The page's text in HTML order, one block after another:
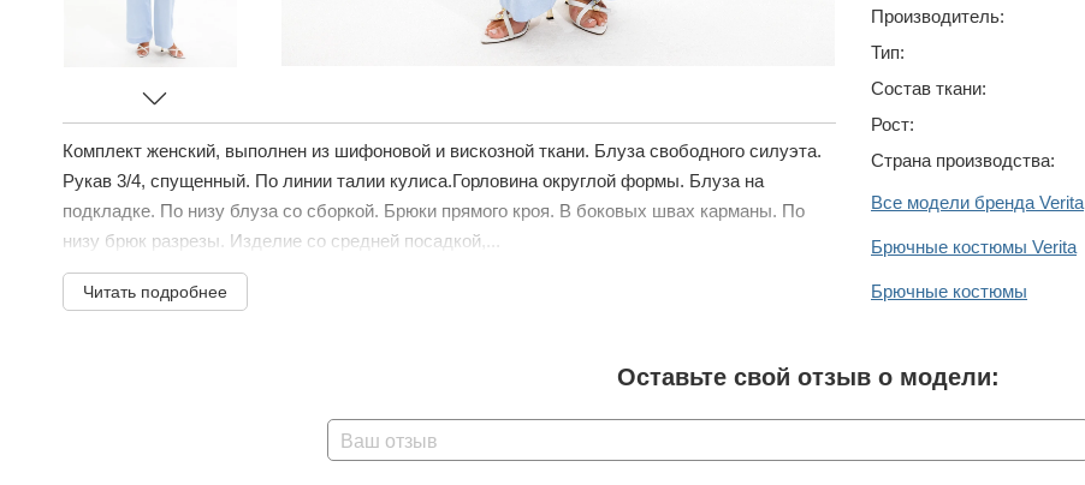
Комплект женский, выполнен из шифоновой и вискозной ткани. Блуза свободного силуэта.
Рукав 3/4, спущенный. По линии талии кулиса.Горловина округлой формы. Блуза на
подкладке. По низу блуза со сборкой. Брюки прямого кроя. В боковых швах карманы. По
низу брюк разрезы. Изделие со средней посадкой,...
Читать подробнее
Производитель:
Тип:
Состав ткани:
Рост:
Страна производства:
Все модели бренда Verita
Брючные костюмы Verita
Брючные костюмы
Оставьте свой отзыв о модели:
Ваш отзыв